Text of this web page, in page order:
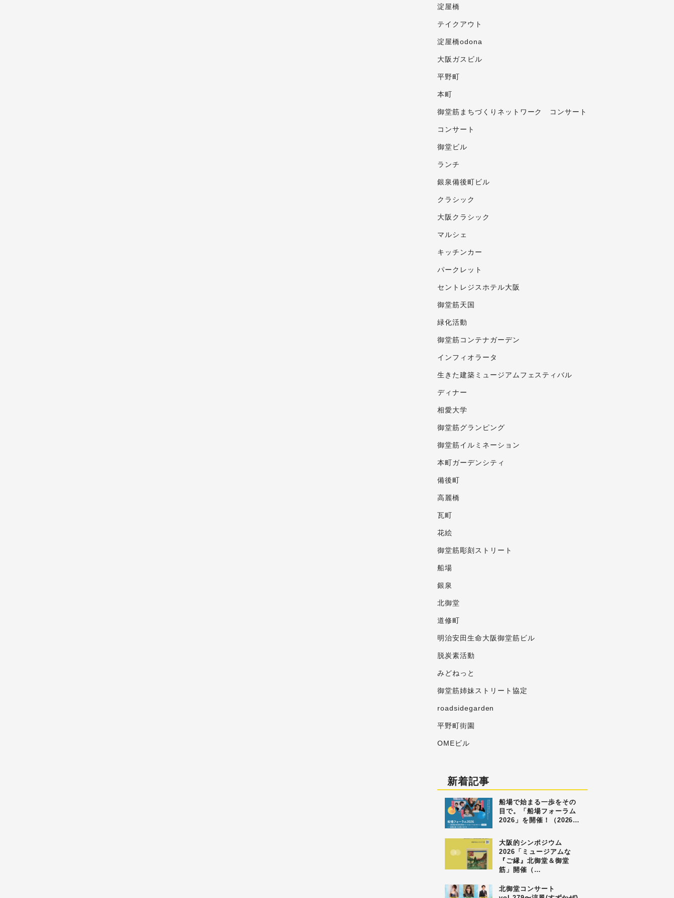
淀屋橋
テイクアウト
淀屋橋odona
大阪ガスビル
平野町
本町
御堂筋まちづくりネットワーク コンサート
コンサート
御堂ビル
ランチ
銀泉備後町ビル
クラシック
大阪クラシック
マルシェ
キッチンカー
パークレット
セントレジスホテル大阪
御堂筋天国
緑化活動
御堂筋コンテナガーデン
インフィオラータ
生きた建築ミュージアムフェスティバル
ディナー
相愛大学
御堂筋グランピング
御堂筋イルミネーション
本町ガーデンシティ
備後町
高麗橋
瓦町
花絵
御堂筋彫刻ストリート
船場
銀泉
北御堂
道修町
明治安田生命大阪御堂筋ビル
脱炭素活動
みどねっと
御堂筋姉妹ストリート協定
roadsidegarden
平野町街園
OMEビル
新着記事
船場で始まる一歩をその
目で。「船場フォーラム
2026」を開催！（2026…
大阪的シンポジウム
2026「ミュージアムな
『ご縁』北御堂＆御堂
筋」開催（…
北御堂コンサート